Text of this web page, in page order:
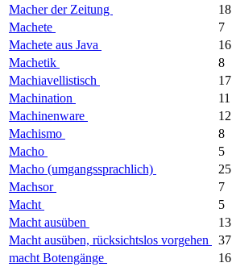
Macher der Zeitung
18
Machete
7
Machete aus Java
16
Machetik
8
Machiavellistisch
17
Machination
11
Machinenware
12
Machismo
8
Macho
5
Macho (umgangssprachlich)
25
Machsor
7
Macht
5
Macht ausüben
13
Macht ausüben, rücksichtslos vorgehen
37
macht Botengänge
16